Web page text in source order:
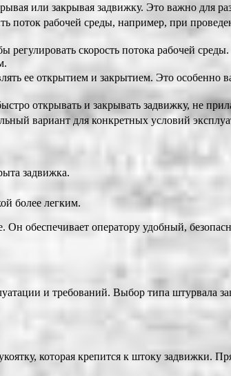
или закрывая задвижку. Это важно для
поток рабочей среды, например, при
скорость потока рабочей
ее открытием и закрытием. Это особенно
открывать и закрывать задвижку, не
вариант для конкретных условий
задвижка.
более легким.
Он обеспечивает оператору удобный,
и требований. Выбор типа штурвала
которая крепится к штоку задвижки.